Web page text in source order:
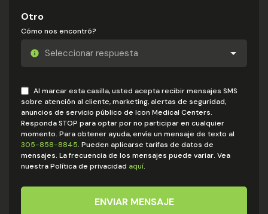
Otro
Cómo nos encontró?
Al marcar esta casilla, usted acepta recibir mensajes SMS
sobre atención al cliente, marketing, alertas de seguridad,
anuncios de servicio público de Icon Medical Centers.
Responda STOP para optar por no participar en cualquier
momento. Para obtener ayuda, envíe un mensaje de texto al
305-858-8845. Pueden aplicarse tarifas de datos de
mensajes. La frecuencia de los mensajes puede variar. Vea
nuestra Política de privacidad aquí.
ENVIAR MENSAJE